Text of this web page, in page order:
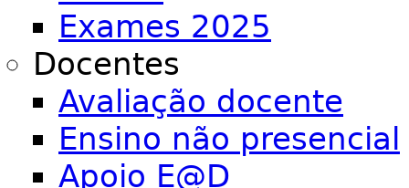
Exames 2025
Docentes
Avaliação docente
Ensino não presencial
Apoio E@D